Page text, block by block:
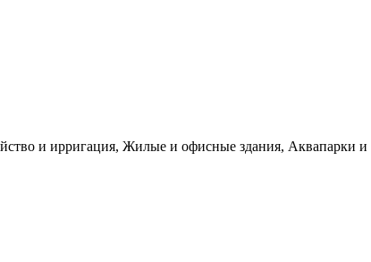
и ирригация, Жилые и офисные здания, Аквапарки и